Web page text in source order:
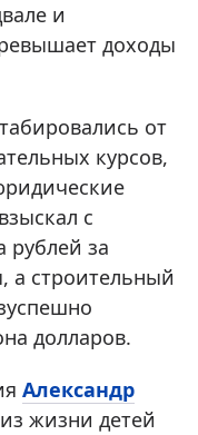
и
доходы
от
курсов,
с
рублей за
а строительный
долларов.
Александр
жизни детей